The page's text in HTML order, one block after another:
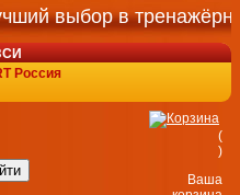
выбор в
Россия
(
)
Ваша